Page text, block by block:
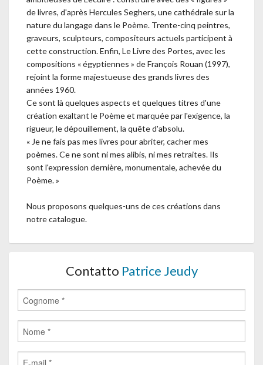
de livres, d'après Hercules Seghers, une cathédrale sur la
nature du langage dans le Poème. Trente-cinq peintres,
graveurs, sculpteurs, compositeurs actuels participent à
cette construction. Enfin, Le Livre des Portes, avec les
compositions « égyptiennes » de François Rouan (1997),
rejoint la forme majestueuse des grands livres des
années 1960.
Ce sont là quelques aspects et quelques titres d'une
création exaltant le Poème et marquée par l'exigence, la
rigueur, le dépouillement, la quête d'absolu.
« Je ne fais pas mes livres pour abriter, cacher mes
poèmes. Ce ne sont ni mes alibis, ni mes retraites. Ils
sont l'expression dernière, monumentale, achevée du
Poème. »
Nous proposons quelques-uns de ces créations dans
notre catalogue.
Contatto Patrice Jeudy